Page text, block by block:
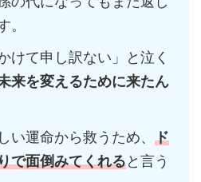
。
けて申し訳ない」と泣く
来を変えるために来たん
い運命から救うため、 ド
で面倒みてくれると言う